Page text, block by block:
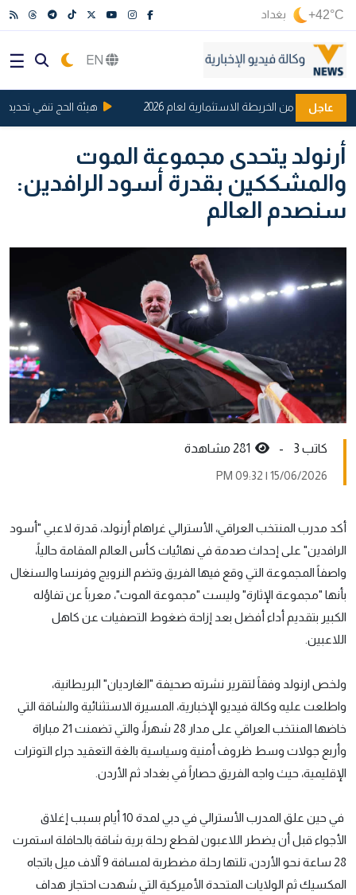
+42°C بغداد
عاجل
الأولى من الخريطة الاستثمارية لعام 2026 هيئة الحج تنفي تحديد
أرنولد يتحدى مجموعة الموت
والمشككين بقدرة أسود الرافدين:
سنصدم العالم
كاتب 3 -
15/06/2026 | 09:32 PM
أكد مدرب المنتخب العراقي، الأسترالي غراهام أرنولد، قدرة لاعبي "أسود
الرافدين" على إحداث صدمة في نهائيات كأس العالم المقامة حالياً،
واصفاً المجموعة التي وقع فيها الفريق وتضم النرويج وفرنسا والسنغال
بأنها "مجموعة الإثارة" وليست "مجموعة الموت"، معرباً عن تفاؤله
الكبير بتقديم أداء أفضل بعد إزاحة ضغوط التصفيات عن كاهل
اللاعبين.
ولخص ارنولد وفقاً لتقرير نشرته صحيفة "الغارديان" البريطانية،
واطلعت عليه وكالة فيديو الإخبارية، المسيرة الاستثنائية والشاقة التي
خاضها المنتخب العراقي على مدار 28 شهراً، والتي تضمنت 21 مباراة
وأربع جولات وسط ظروف أمنية وسياسية بالغة التعقيد جراء التوترات
الإقليمية، حيث واجه الفريق حصاراً في بغداد ثم الأردن.
في حين علق المدرب الأسترالي في دبي لمدة 10 أيام بسبب إغلاق
الأجواء قبل أن يضطر اللاعبون لقطع رحلة برية شاقة بالحافلة استمرت
28 ساعة نحو الأردن، تلتها رحلة مضطربة لمسافة 9 آلاف ميل باتجاه
المكسيك ثم الولايات المتحدة الأميركية التي شهدت احتجاز هداف